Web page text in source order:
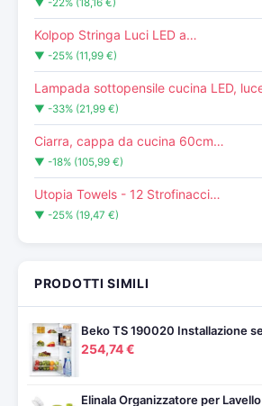
▼ -22% (18,16 €)
Kolpop Stringa Luci LED a…
▼ -25% (11,99 €)
Lampada sottopensile cucina LED,
▼ -33% (21,99 €)
Ciarra, cappa da cucina 60cm…
▼ -18% (105,99 €)
Utopia Towels - 12 Strofinacci…
▼ -25% (19,47 €)
PRODOTTI SIMILI
Beko TS 190020 Installazione
254,74 €
Elinala Organizzatore per